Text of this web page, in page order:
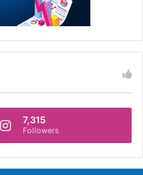
7,315
Followers